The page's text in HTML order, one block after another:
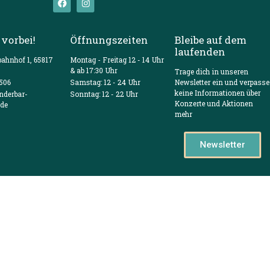
1, 65817
Öffnungszeiten
Montag - Freitag 12 - 14 Uhr
& ab 17:30 Uhr
Samstag: 12 - 24 Uhr
Sonntag: 12 - 22 Uhr
Bleibe auf dem
laufenden
Trage dich in unseren
Newsletter ein und verpasse
keine Informationen über
Konzerte und Aktionen
mehr
Newsletter